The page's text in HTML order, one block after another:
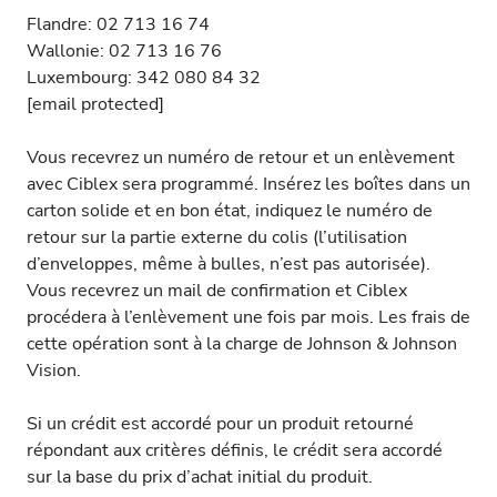
Flandre: 02 713 16 74
Wallonie: 02 713 16 76
Luxembourg: 342 080 84 32
[email protected]
Vous recevrez un numéro de retour et un enlèvement
avec Ciblex sera programmé. Insérez les boîtes dans un
carton solide et en bon état, indiquez le numéro de
retour sur la partie externe du colis (l’utilisation
d’enveloppes, même à bulles, n’est pas autorisée).
Vous recevrez un mail de confirmation et Ciblex
procédera à l’enlèvement une fois par mois. Les frais de
cette opération sont à la charge de Johnson & Johnson
Vision.
Si un crédit est accordé pour un produit retourné
répondant aux critères définis, le crédit sera accordé
sur la base du prix d’achat initial du produit.